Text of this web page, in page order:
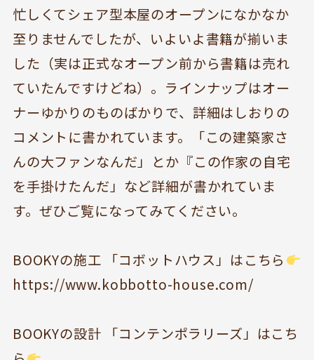
BOOKYって？ シェア型本屋
お知らせ
TOPICS
のみもの・たべもの
CAFE
ドッグセラピー イベント情報
忙しくてシェア型本屋のオープンになかなか
至りませんでしたが、いよいよ書籍が揃いま
した（実は正式なオープン前から書籍は売れ
ていたんですけどね）。ラインナップはオー
ナーゆかりのものばかりで、詳細はしおりの
コメントに書かれています。「この建築家さ
んの大ファンなんだ」とか『この作家の自宅
を手掛けたんだ」など詳細が書かれていま
す。ぜひご覧になってみてください。
BOOKYの施工 「コボットハウス」はこちら
https://www.kobbotto-house.com/
BOOKYの設計 「コンテンポラリーズ」はこち